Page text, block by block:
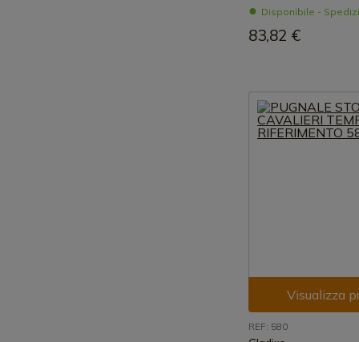
Disponibile -
83,82 €
Visualizza
REF: 580